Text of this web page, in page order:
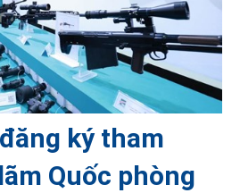
ký tham
Quốc phòng